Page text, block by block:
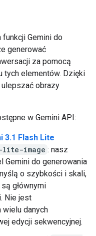
funkcji Gemini do
generować
za pomocą
tych elementów. Dzięki
obrazy
w Gemini API:
3.1 Flash Lite
image : nasz
Gemini do generowania
o szybkości i skali,
głównymi
Nie jest
danych
edycji sekwencyjnej.